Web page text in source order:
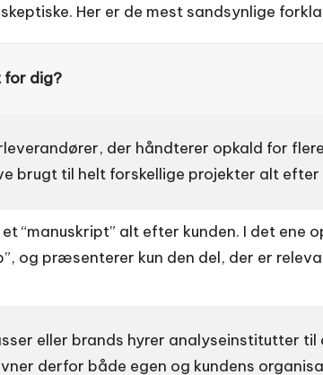
Her er de mest sandsynlige
for dig?
der håndterer opkald for
brugt til helt forskellige projekter alt
“manuskript” alt efter kunden. I det ene
og præsenterer kun den del, der er
eller brands hyrer analyse­institutter
derfor både egen og kundens